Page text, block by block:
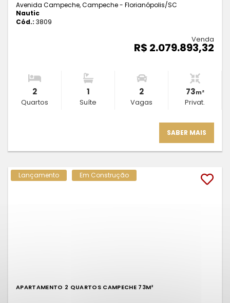
Avenida Campeche, Campeche - Florianópolis/SC
Nautic
Cód.: 3809
Venda
R$ 2.079.893,32
2
Quartos
1
Suíte
2
Vagas
73m²
Privat.
SABER MAIS
Lançamento Em Construção
APARTAMENTO 2 QUARTOS CAMPECHE 73M²